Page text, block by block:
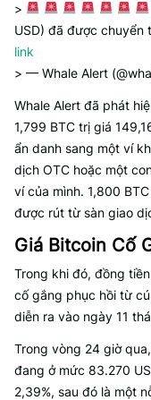
>
USD) đã được chuyển
link
> — Whale Alert
Whale Alert đã phát
1,799 BTC trị giá
ẩn danh sang một ví
dịch OTC hoặc một
ví của mình. 1,800
được rút từ sàn giao
Giá Bitcoin Cố
Trong khi đó, đồng
cố gắng phục hồi từ
diễn ra vào ngày 11
Trong vòng 24 giờ
đang ở mức 83.270
2,39%, sau đó là một